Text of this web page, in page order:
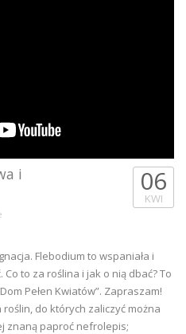
i 06
KWI
Flebodium to wspaniała i
to za roślina i jak o nią dbać? To
Pełen Kwiatów”. Zapraszam!
do których zaliczyć można
znaną paproć nefrolepis;